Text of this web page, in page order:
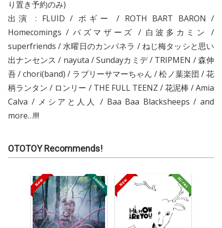
り置き予約のみ)
出演 : FLUID / ボギー / ROTH BART BARON /
Homecomings / バズマザーズ / 白波多カミン /
superfriends / 水曜日のカンパネラ / ねじ梅タッシと思い
出ナンセンス / nayuta / Sundayカミデ / TRIPMEN / 森伸
吾 / chori(band) / ラブリーサマーちゃん / 松ノ葉楽団 / 花
柄ランタン / ロンリー / THE FULL TEENZ / 花泥棒 / Amia
Calva / メシアと人人 / Baa Baa Blacksheeps / and
more…!!!!
OTOTOY Recommends!